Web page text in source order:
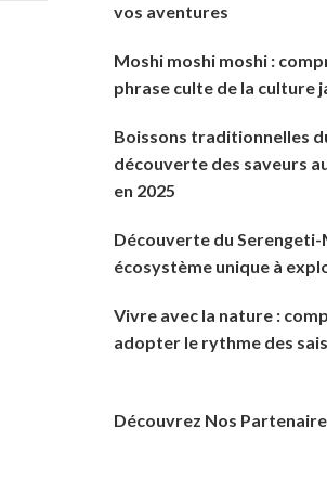
vos aventures
Moshi moshi moshi :
phrase culte de la culture
Boissons traditionnelles
découverte des saveurs
en 2025
Découverte du Serengeti-
écosystème unique à
Vivre avec la nature :
adopter le rythme des
Découvrez Nos